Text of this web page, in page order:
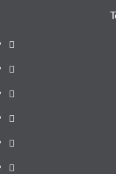
Prima
pagină
Știri
de
ultima
Administrație
locală
Actualitate
Justiție
Cultura